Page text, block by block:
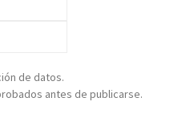
de datos.
antes de publicarse.